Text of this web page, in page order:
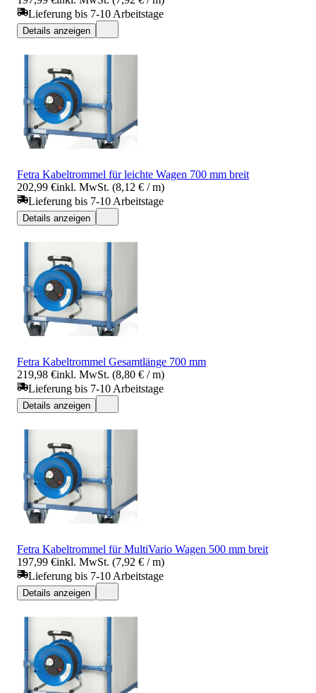
Lieferung bis 7-10 Arbeitstage
Details anzeigen
Fetra Kabeltrommel für leichte Wagen 700 mm breit
202,99 €inkl. MwSt. (8,12 € / m)
Lieferung bis 7-10 Arbeitstage
Details anzeigen
Fetra Kabeltrommel Gesamtlänge 700 mm
219,98 €inkl. MwSt. (8,80 € / m)
Lieferung bis 7-10 Arbeitstage
Details anzeigen
Fetra Kabeltrommel für MultiVario Wagen 500 mm breit
197,99 €inkl. MwSt. (7,92 € / m)
Lieferung bis 7-10 Arbeitstage
Details anzeigen